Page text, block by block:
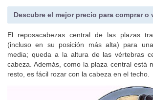
Descubre el mejor precio para comprar o
El reposacabezas central de las plazas
(incluso en su posición más alta) para
media; queda a la altura de las vértebras
cabeza. Además, como la plaza central está
resto, es fácil rozar con la cabeza en el techo.